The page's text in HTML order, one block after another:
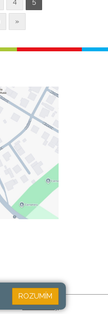
»
Web školy
ROZUMÍM